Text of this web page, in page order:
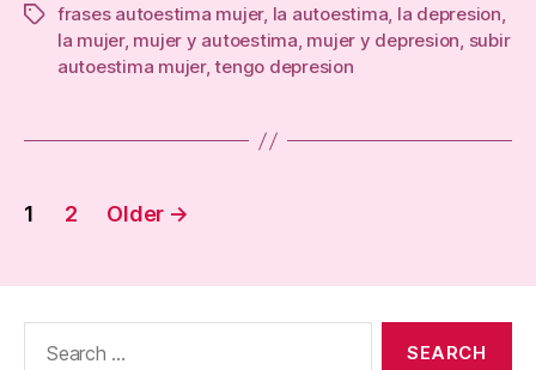
Tagsfrases autoestima mujer, la autoestima, la depresion,
la mujer, mujer y autoestima, mujer y depresion, subir
autoestima mujer,tengo depresion
Posts
1 2 Older →